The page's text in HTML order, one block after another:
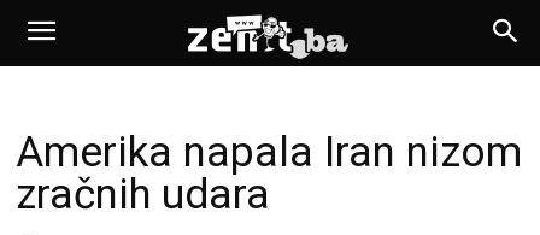
Amerika napala Iran nizom
zračnih udara